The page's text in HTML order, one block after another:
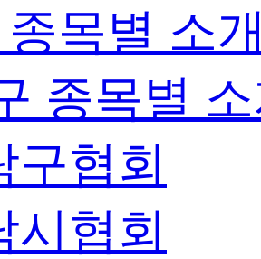
목별 소
종목별
구협회
시협회